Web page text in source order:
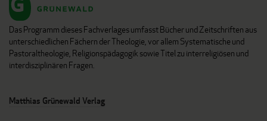
Das Programm dieses Fachverlages umfasst Bücher und Zeitschriften aus
unterschiedlichen Fächern der Theologie, vor allem Systematische und
Pastoraltheologie, Religionspädagogik sowie Titel zu interreligiösen und
interdisziplinären Fragen.
Matthias Grünewald Verlag